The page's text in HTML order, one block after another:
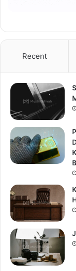
Recent